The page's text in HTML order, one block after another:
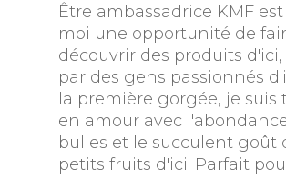
Être ambassadrice KMF
moi une opportunité de
découvrir des produits d'ici,
par des gens passionnés
la première gorgée, je suis
en amour avec
bulles et le succulent goût
petits fruits d'ici. Parfait